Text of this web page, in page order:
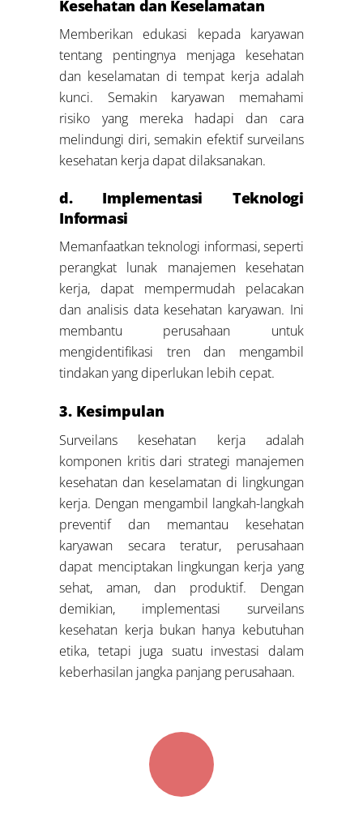
Kesehatan dan Keselamatan
Memberikan edukasi kepada karyawan
tentang pentingnya menjaga kesehatan
dan keselamatan di tempat kerja adalah
kunci. Semakin karyawan memahami
risiko yang mereka hadapi dan cara
melindungi diri, semakin efektif surveilans
kesehatan kerja dapat dilaksanakan.
d. Implementasi Teknologi
Informasi
Memanfaatkan teknologi informasi, seperti
perangkat lunak manajemen kesehatan
kerja, dapat mempermudah pelacakan
dan analisis data kesehatan karyawan. Ini
membantu perusahaan untuk
mengidentifikasi tren dan mengambil
tindakan yang diperlukan lebih cepat.
3. Kesimpulan
Surveilans kesehatan kerja adalah
komponen kritis dari strategi manajemen
kesehatan dan keselamatan di lingkungan
kerja. Dengan mengambil langkah-langkah
preventif dan memantau kesehatan
karyawan secara teratur, perusahaan
dapat menciptakan lingkungan kerja yang
sehat, aman, dan produktif. Dengan
demikian, implementasi surveilans
kesehatan kerja bukan hanya kebutuhan
etika, tetapi juga suatu investasi dalam
keberhasilan jangka panjang perusahaan.